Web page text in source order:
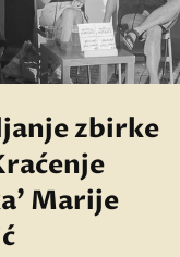
zbirke
Marije